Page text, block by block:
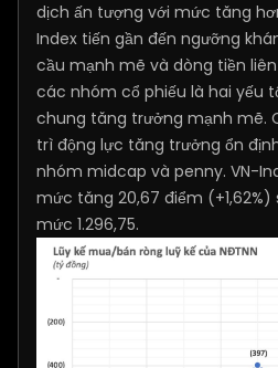
dịch ấn tượng với mức tăng
Index tiến gần đến ngưỡng
cầu mạnh mẽ và dòng tiền
các nhóm cổ phiếu là hai yếu
chung tăng trưởng mạnh mẽ.
trì động lực tăng trưởng ổn
nhóm midcap và penny. VN-
mức tăng 20,67 điểm
mức 1.296,75.